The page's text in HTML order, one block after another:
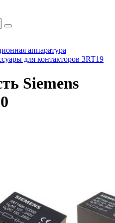
аппаратура
для контакторов 3RT19
Siemens